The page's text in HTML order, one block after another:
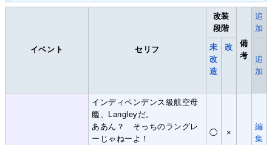
イベント セリフ
改装
段階
備
考
追
加
未
改
造
改
追
加
インディペンデンス級航空母
艦、Langleyだ。
ああん？ そっちのラングレ
ーじゃねーよ！
◯ ×
編
集